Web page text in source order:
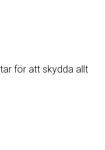
för att skydda allt